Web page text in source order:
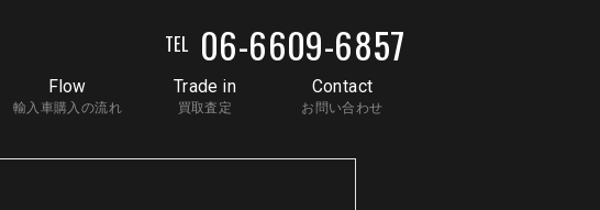
TEL 06-6609-6857
Flow
輸入車購入の流れ
Trade in
買取査定
Contact
お問い合わせ